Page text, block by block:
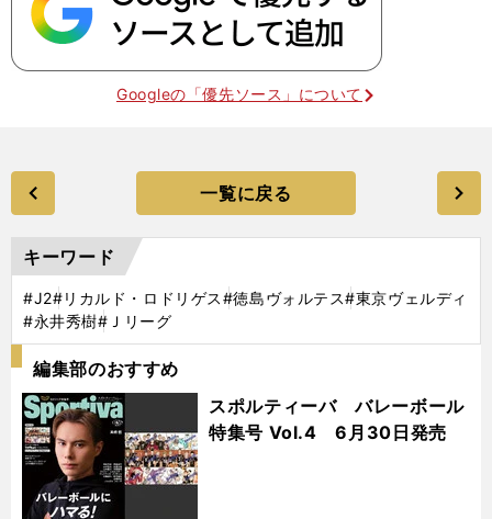
Googleの「優先ソース」について
一覧に戻る
キーワード
#J2#リカルド・ロドリゲス#徳島ヴォルテス#東京ヴェルディ
#永井秀樹#Ｊリーグ
編集部のおすすめ
スポルティーバ バレーボール
特集号 Vol.4 6月30日発売